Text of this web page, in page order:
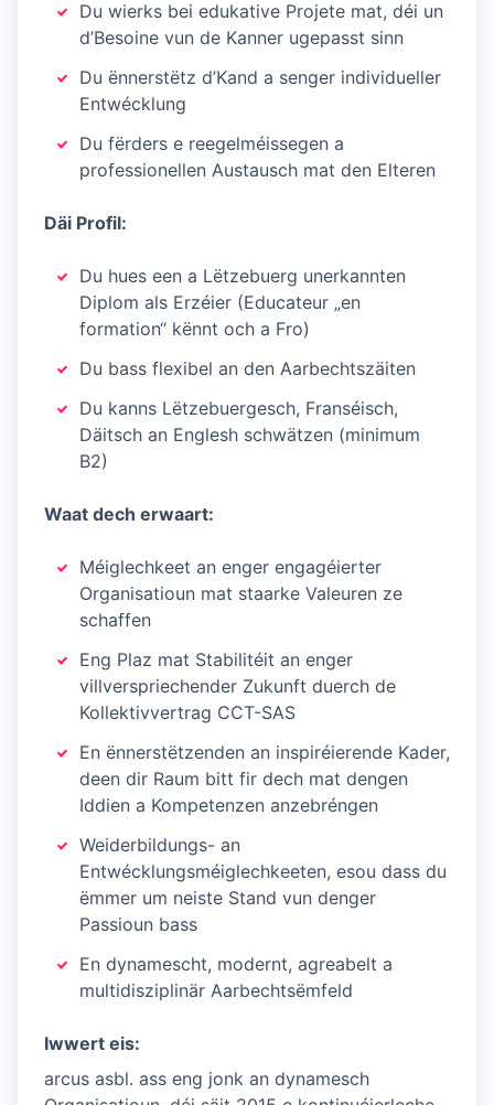
Du wierks bei edukative Projete mat, déi un
d’Besoine vun de Kanner ugepasst sinn
Du ënnerstëtz d’Kand a senger individueller
Entwécklung
Du fërders e reegelméissegen a
professionellen Austausch mat den Elteren
Däi Profil:
Du hues een a Lëtzebuerg unerkannten
Diplom als Erzéier (Educateur „en
formation“ kënnt och a Fro)
Du bass flexibel an den Aarbechtszäiten
Du kanns Lëtzebuergesch, Franséisch,
Däitsch an Englesh schwätzen (minimum
B2)
Waat dech erwaart:
Méiglechkeet an enger engagéierter
Organisatioun mat staarke Valeuren ze
schaffen
Eng Plaz mat Stabilitéit an enger
villverspriechender Zukunft duerch de
Kollektivvertrag CCT-SAS
En ënnerstëtzenden an inspiréierende Kader,
deen dir Raum bitt fir dech mat dengen
Iddien a Kompetenzen anzebréngen
Weiderbildungs- an
Entwécklungsméiglechkeeten, esou dass du
ëmmer um neiste Stand vun denger
Passioun bass
En dynamescht, modernt, agreabelt a
multidisziplinär Aarbechtsëmfeld
Iwwert eis:
arcus asbl. ass eng jonk an dynamesch